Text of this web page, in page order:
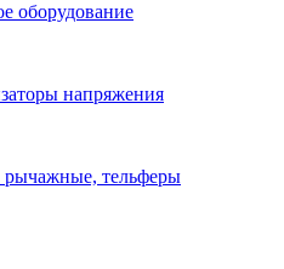
оборудование
напряжения
рычажные, тельферы